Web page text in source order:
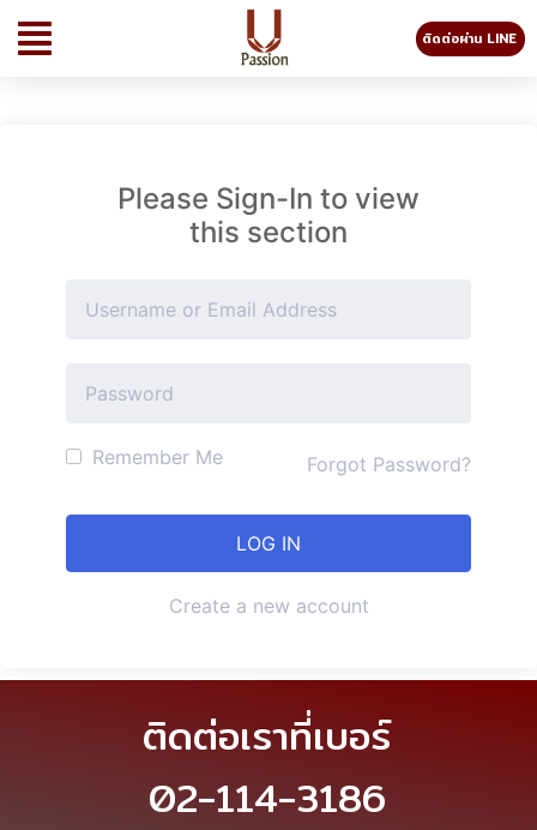
ติดต่อผ่าน LINE
Please Sign-In to view
this section
Remember Me Forgot Password?
Create a new account
ติดต่อเราที่เบอร์
02-114-3186